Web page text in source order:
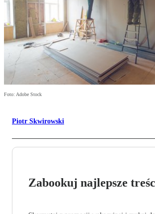
Foto: Adobe Stock
Piotr Skwirowski
Zabookuj najlepsze